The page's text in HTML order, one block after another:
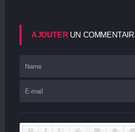
AJOUTER UN